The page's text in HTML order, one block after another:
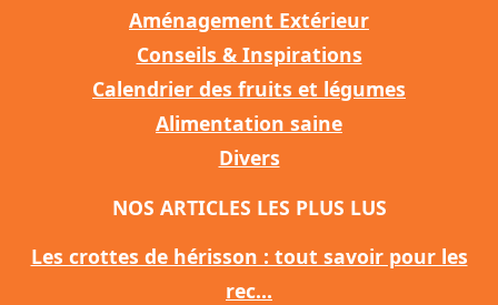
Aménagement Extérieur
Conseils & Inspirations
Calendrier des fruits et légumes
Alimentation saine
Divers
NOS ARTICLES LES PLUS LUS
Les crottes de hérisson : tout savoir pour les
rec...